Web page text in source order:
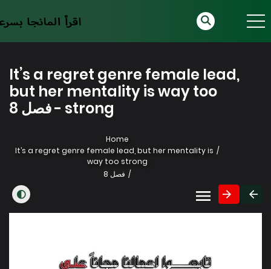
It’s a regret genre female lead,
but her mentality is way too
strong - فصل 8
Home
It’s a regret genre female lead, but her mentality is
way too strong
فصل 8